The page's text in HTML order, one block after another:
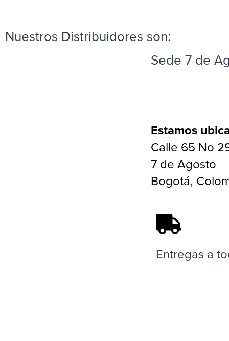
Nuestros Distribuidores son:
Sede 7 de
Estamos
Calle 65 No
7 de Agosto
Bogotá,
Entregas a